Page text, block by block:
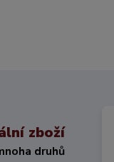
zboží
druhů